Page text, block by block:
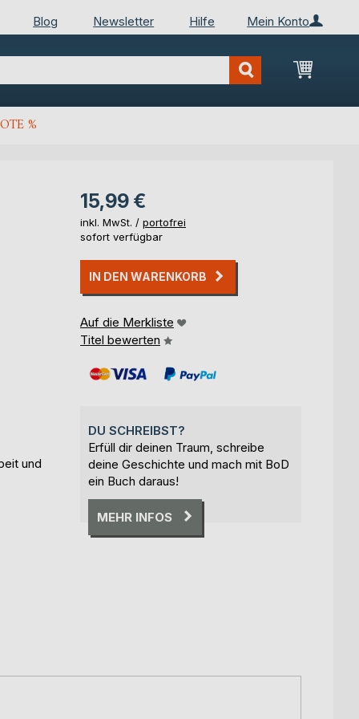
Mein Konto
Blog Newsletter Hilfe
Mein
%
und
15,99 €
inkl. MwSt. / portofrei
sofort verfügbar
IN DEN WARENKORB
Auf die Merkliste
Titel bewerten
DU SCHREIBST?
Erfüll dir deinen Traum, schreibe
deine Geschichte und mach mit BoD
ein Buch daraus!
MEHR INFOS